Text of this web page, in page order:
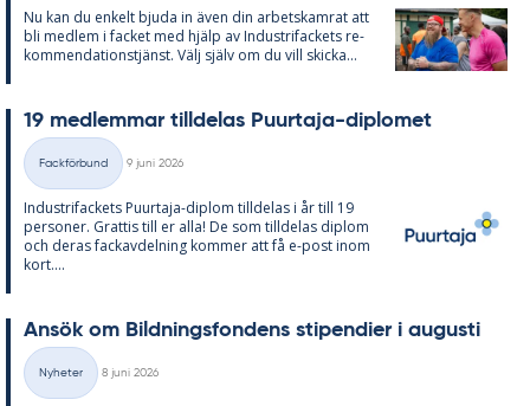
Nu kan du en­kelt bju­da in även din ar­bets­kam­rat att
bli med­lem i fac­ket med hjälp av In­du­stri­fac­kets re­
kom­men­da­tions­tjänst. Välj själv om du vill skic­ka...
19 med­lem­mar till­de­las Pu­ur­ta­ja-di­plo­met
Kategorier
Fackförbund
9 juni 2026
In­du­stri­fac­kets Pu­ur­ta­ja-diplom till­de­las i år till 19
per­so­ner. Grat­tis till er alla! De som till­de­las diplom
och de­ras fackav­del­ning kom­mer att få e-post inom
kort....
An­sök om Bild­nings­fon­dens sti­pen­di­er i au­gusti
Kategorier
Nyheter
8 juni 2026